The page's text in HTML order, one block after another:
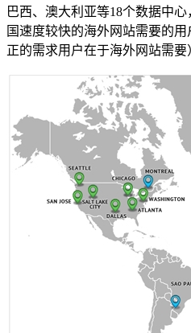
巴西、澳大利亚等18个数据中
国速度较快的海外网站需要的
正的需求用户在于海外网站需要